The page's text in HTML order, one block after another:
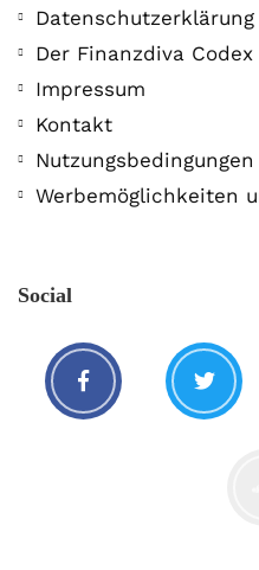
Datenschutzerklärung
Der Finanzdiva Codex
Impressum
Kontakt
Nutzungsbedingungen
Werbemöglichkeiten
Social